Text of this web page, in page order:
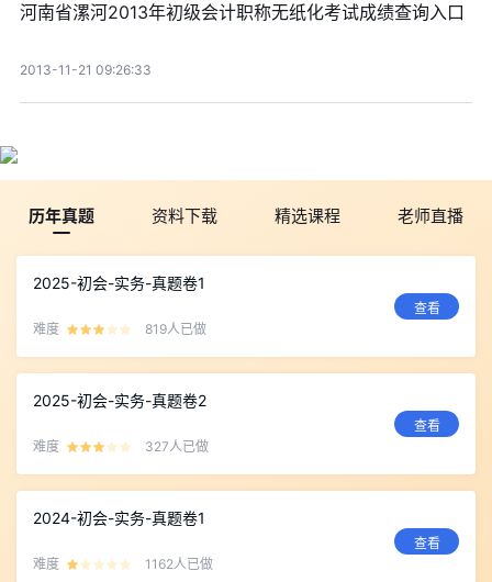
河南省漯河2013年初级会计职称无纸化考试成绩查询入口
2013-11-21 09:26:33
历年真题 资料下载 精选课程 老师直播
2025-初会-实务-真题卷1
难度 819人已做
查看
2025-初会-实务-真题卷2
难度 327人已做
查看
2024-初会-实务-真题卷1
难度 1162人已做
查看